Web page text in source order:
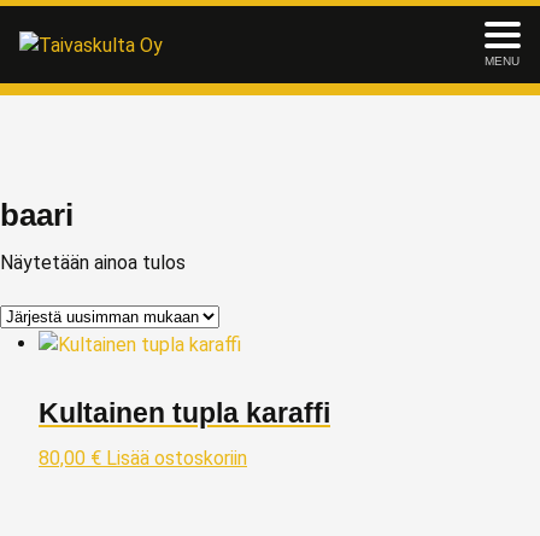
MENU
baari
Näytetään ainoa tulos
Kultainen tupla karaffi
80,00 € Lisää ostoskoriin